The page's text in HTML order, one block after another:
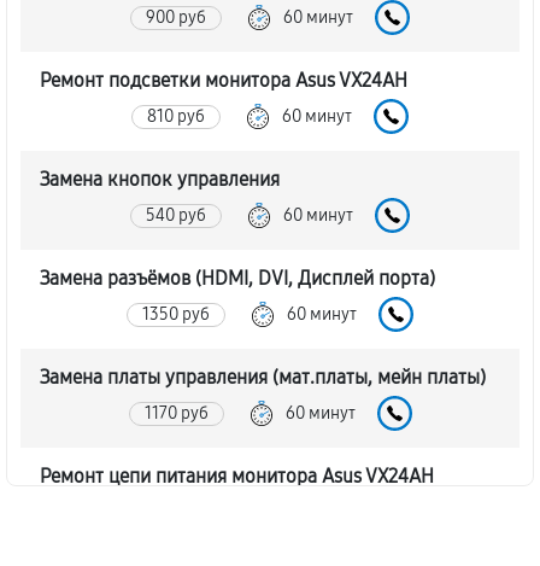
900 руб 60 минут
Ремонт подсветки монитора Asus VX24AH
810 руб 60 минут
Замена кнопок управления
540 руб 60 минут
Замена разъёмов (HDMI, DVI, Дисплей порта)
1350 руб 60 минут
Замена платы управления (мат.платы, мейн платы)
1170 руб 60 минут
Ремонт цепи питания монитора Asus VX24AH